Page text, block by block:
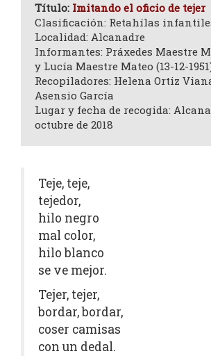
Título: Imitando el oficio de tejer
Clasificación: Retahílas
Localidad: Alcanadre
Informantes: Práxedes Maestre
y Lucía Maestre Mateo (13-12-
Recopiladores: Helena Ortiz
Asensio García
Lugar y fecha de recogida:
octubre de 2018
Teje, teje,
tejedor,
hilo negro
mal color,
hilo blanco
se ve mejor.
Tejer, tejer,
bordar, bordar,
coser camisas
con un dedal.